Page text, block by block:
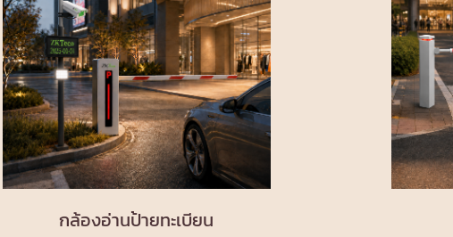
กล้องอ่านป้ายทะเบียน